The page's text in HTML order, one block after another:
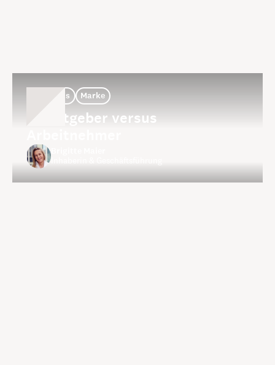
Thoughts Marke
Arbeitgeber versus
Brigitte Maier
Inhaberin & Geschäftsführung